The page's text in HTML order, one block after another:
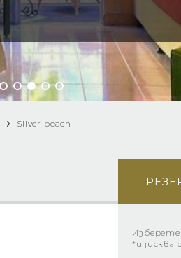
Silver beach
*изисква